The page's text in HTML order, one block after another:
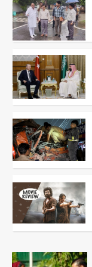
2
3
4
5